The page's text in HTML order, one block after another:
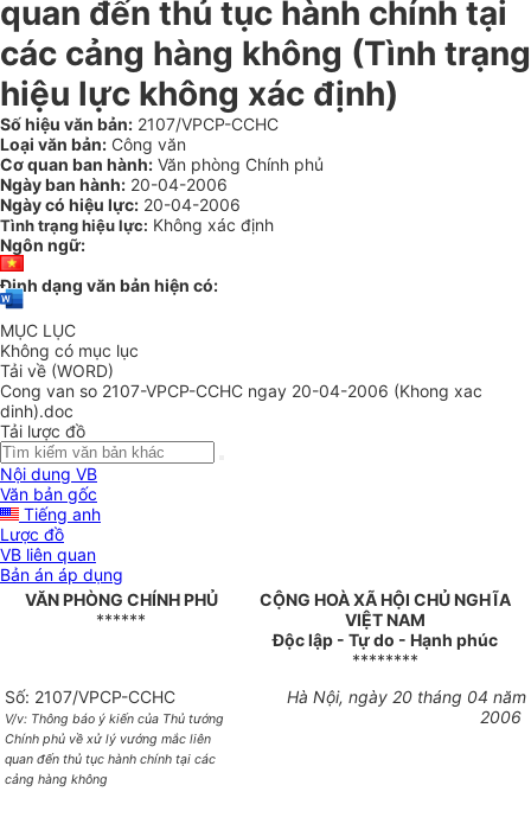
quan đến thủ tục hành chính tại
các cảng hàng không (Tình trạng
hiệu lực không xác định)
Số hiệu văn bản: 2107/VPCP-CCHC
Loại văn bản: Công văn
Cơ quan ban hành: Văn phòng Chính phủ
Ngày ban hành: 20-04-2006
Ngày có hiệu lực: 20-04-2006
Tình trạng hiệu lực: Không xác định
Ngôn ngữ:
Định dạng văn bản hiện có:
MỤC LỤC
Không có mục lục
Tải về (WORD)
Cong van so 2107-VPCP-CCHC ngay 20-04-2006 (Khong xac
dinh).doc
Tải lược đồ
Nội dung VB
Văn bản gốc
Tiếng anh
Lược đồ
VB liên quan
Bản án áp dụng
VĂN PHÒNG CHÍNH PHỦ
******
CỘNG HOÀ XÃ HỘI CHỦ NGHĨA
VIỆT NAM
Độc lập - Tự do - Hạnh phúc
********
Số: 2107/VPCP-CCHC
V/v: Thông báo ý kiến của Thủ tướng
Chính phủ về xử lý vướng mắc liên
quan đến thủ tục hành chính tại các
cảng hàng không
Hà Nội, ngày 20 tháng 04 năm
2006